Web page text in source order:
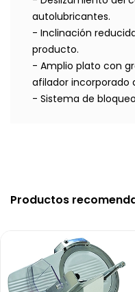
autolubricantes.
- Inclinación
producto.
- Amplio plato con
afilador incorporado
- Sistema de
Productos